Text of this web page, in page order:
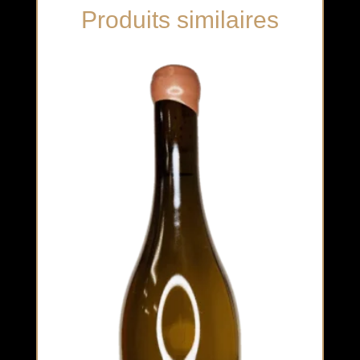
Produits similaires